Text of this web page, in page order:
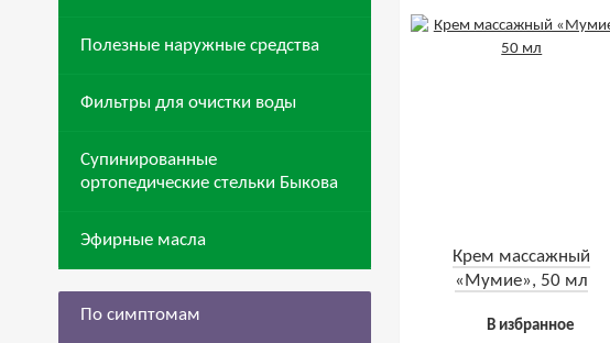
Крем массажный
«Мумие», 50 мл
В избранное
Полезные наружные средства
Фильтры для очистки воды
Супинированные
ортопедические стельки Быкова
Эфирные масла
По симптомам